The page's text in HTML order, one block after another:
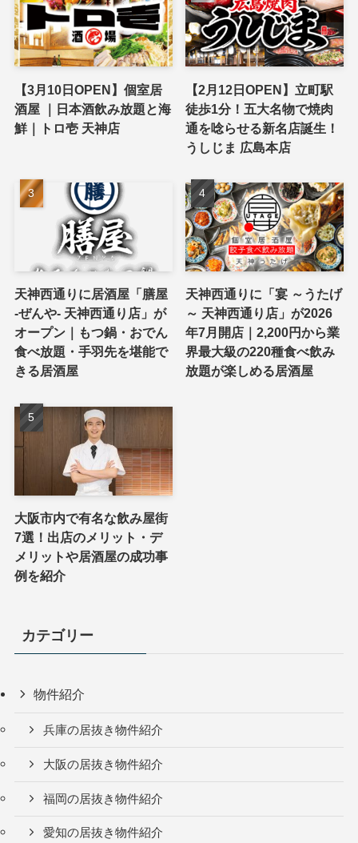
【3月10日OPEN】個室居
酒屋 ｜日本酒飲み放題と海
鮮｜トロ壱 天神店
【2月12日OPEN】立町駅
徒歩1分！五大名物で焼肉
通を唸らせる新名店誕生！
うしじま 広島本店
天神西通りに居酒屋「膳屋
-ぜんや- 天神西通り店」が
オープン｜もつ鍋・おでん
食べ放題・手羽先を堪能で
きる居酒屋
天神西通りに「宴 ～うたげ
～ 天神西通り店」が2026
年7月開店｜2,200円から業
界最大級の220種食べ飲み
放題が楽しめる居酒屋
大阪市内で有名な飲み屋街
7選！出店のメリット・デ
メリットや居酒屋の成功事
例を紹介
カテゴリー
物件紹介
兵庫の居抜き物件紹介
大阪の居抜き物件紹介
福岡の居抜き物件紹介
愛知の居抜き物件紹介